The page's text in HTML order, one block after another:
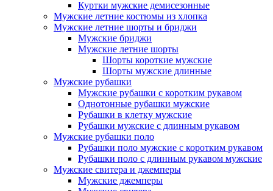
Куртки мужские демисезонные
Мужские летние костюмы из хлопка
Мужские летние шорты и бриджи
Мужские бриджи
Мужские летние шорты
Шорты короткие мужские
Шорты мужские длинные
Мужские рубашки
Мужские рубашки с коротким рукавом
Однотонные рубашки мужские
Рубашки в клетку мужские
Рубашки мужские с длинным рукавом
Мужские рубашки поло
Рубашки поло мужские с коротким рукавом
Рубашки поло с длинным рукавом мужские
Мужские свитера и джемперы
Мужские джемперы